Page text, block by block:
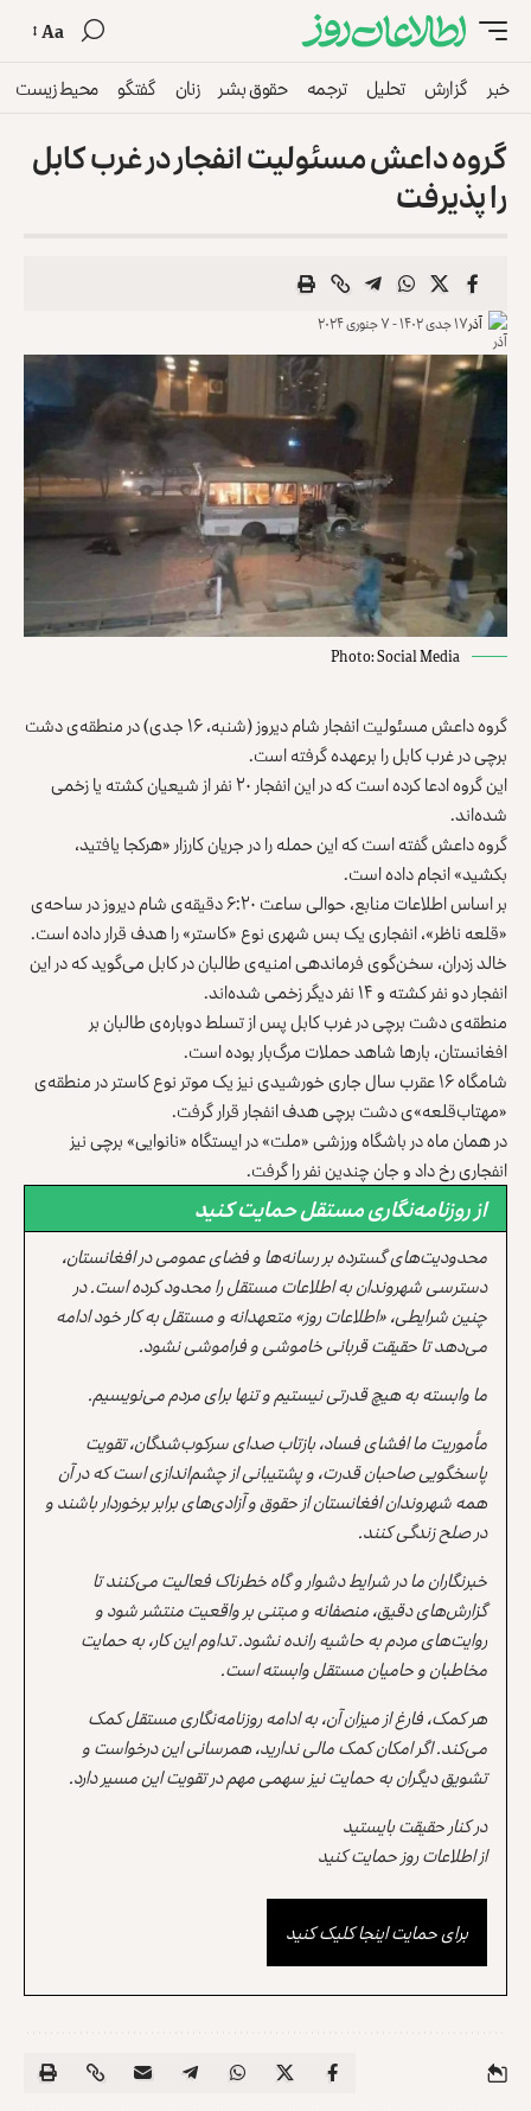
Aa
خبر گزارش تحلیل ترجمه حقوق بشر زنان گفتگو محیط زیست
گروه داعش مسئولیت انفجار در غرب کابل
را پذیرفت
آذر۱۷ جدی ۱۴۰۲ - ۷ جنوری ۲۰۲۴
Photo: Social Media
گروه داعش مسئولیت انفجار شام دیروز (شنبه، ۱۶ جدی) در منطقه‌ی دشت
برچی در غرب کابل را برعهده گرفته است.
این گروه ادعا کرده است که در این انفجار ۲۰ نفر از شیعیان کشته یا زخمی
شده‌اند.
گروه داعش گفته است که این حمله را در جریان کارزار «هرکجا یافتید،
بکشید» انجام داده است.
بر اساس اطلاعات منابع، حوالی ساعت ۶:۲۰ دقیقه‌‌ی شام دیروز در ساحه‌ی
«قلعه ناظر»، انفجاری یک بس شهری نوع «کاستر» را هدف قرار داده است.
خالد زدران، سخن‌گوی فرماندهی امنیه‌ی طالبان در کابل می‌گوید که در این
انفجار دو نفر کشته و ۱۴ نفر دیگر زخمی شده‌اند.
منطقه‌ی دشت برچی در غرب کابل پس از تسلط دوباره‌ی طالبان بر
افغا‌نستان، بارها شاهد حملات مرگ‌بار بوده است.
شامگاه ۱۶ عقرب سال جاری خورشیدی نیز یک موتر نوع کاستر در منطقه‌ی
«مهتاب‌قلعه»‌ی دشت برچی هدف انفجار قرار گرفت.
در همان ماه در باشگاه ورزشی «ملت» در ایستگاه «نانوایی» برچی نیز
انفجاری رخ داد و جان چندین نفر را گرفت.
از روزنامه‌نگاری مستقل حمایت کنید
محدودیت‌های گسترده بر رسانه‌ها و فضای عمومی در افغانستان،
دسترسی شهروندان به اطلاعات مستقل را محدود کرده است. در
چنین شرایطی، «اطلاعات روز» متعهدانه و مستقل به کار خود ادامه
می‌دهد تا حقیقت قربانی خاموشی و فراموشی نشود.
ما وابسته به هیچ قدرتی نیستیم و تنها برای مردم می‌نویسیم.
مأموریت ما افشای فساد، بازتاب صدای سرکوب‌شدگان، تقویت
پاسخگویی صاحبان قدرت، و پشتیبانی از چشم‌اندازی است که در آن
همه شهروندان افغانستان از حقوق و آزادی‌های برابر برخوردار باشند و
در صلح زندگی کنند.
خبرنگاران ما در شرایط دشوار و گاه خطرناک فعالیت می‌کنند تا
گزارش‌های دقیق، منصفانه و مبتنی بر واقعیت منتشر شود و
روایت‌های مردم به حاشیه رانده نشود. تداوم این کار، به حمایت
مخاطبان و حامیان مستقل وابسته است.
هر کمک، فارغ از میزان آن، به ادامه روزنامه‌نگاری مستقل کمک
می‌کند. اگر امکان کمک مالی ندارید، همرسانی این درخواست و
تشویق دیگران به حمایت نیز سهمی مهم در تقویت این مسیر دارد.
در کنار حقیقت بایستید
از اطلاعات روز حمایت کنید
برای حمایت اینجا کلیک کنید